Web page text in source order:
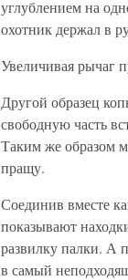
углублением на
охотник держал в
Увеличивая рычаг
Другой образец
свободную часть
Таким же образом
пращу.
Соединив вместе
показывают
развилку палки. А
в самый